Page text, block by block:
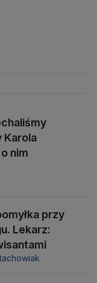
Karola
nim
przy
Lekarz: